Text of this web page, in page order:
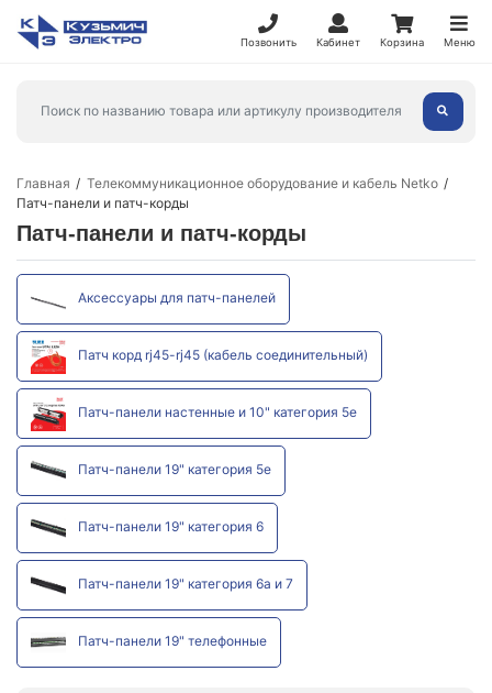
Позвонить Кабинет Корзина Меню
Главная
Телекоммуникационное оборудование и кабель Netko
Патч-панели и патч-корды
Патч-панели и патч-корды
Аксессуары для патч-панелей
Патч корд rj45-rj45 (кабель соединительный)
Патч-панели настенные и 10" категория 5е
Патч-панели 19" категория 5е
Патч-панели 19" категория 6
Патч-панели 19" категория 6a и 7
Патч-панели 19" телефонные